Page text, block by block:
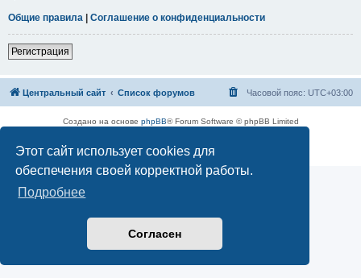
Этот сайт использует cookies для
обеспечения своей корректной работы.
Подробнее
Согласен
Общие правила | Соглашение о конфиденциальности
Регистрация
Центральный сайт Список форумов Часовой пояс: UTC+03:00
Создано на основе phpBB® Forum Software © phpBB Limited
Конфиденциальность|Правила